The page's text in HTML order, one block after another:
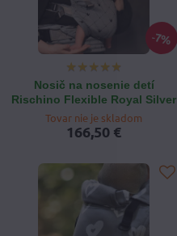
7%
Nosič na nosenie detí
Rischino Flexible Royal Silver
Tovar nie je skladom
166,50 €